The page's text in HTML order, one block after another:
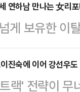
자 모두 걸음
를 입은 청년
리티, 교복을
고 싶어 수
연하남 만나는 女리
게 보유한 이
화제의 중
인카르도나
와 바이에
진숙에 이어 강선우도
랙' 전략이